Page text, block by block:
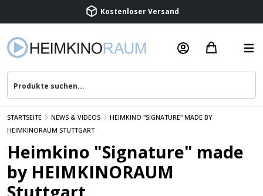
Kostenloser Versand
Beratung & Service
STARTSEITE NEWS & VIDEOS
HEIMKINO "SIGNATURE" MADE BY
HEIMKINORAUM STUTTGART
Heimkino "Signature" made
by HEIMKINORAUM